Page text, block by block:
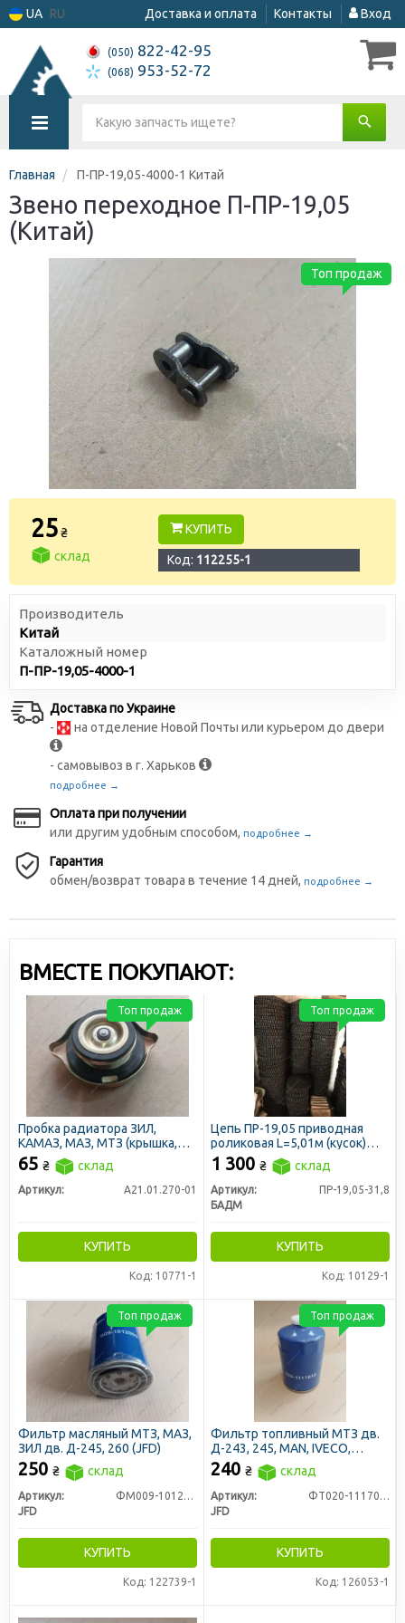
UA RU Доставка и оплата Контакты Вход
(050) 822-42-95
(068) 953-52-72
Главная П-ПР-19,05-4000-1 Китай
Звено переходное П-ПР-19,05
(Китай)
Топ продаж
25₴
склад
КУПИТЬ
Код: 112255-1
Производитель
Китай
Каталожный номер
П-ПР-19,05-4000-1
Доставка по Украине
-
на отделение Новой Почты или курьером до двери
- самовывоз в г. Харьков
подробнее →
Оплата при получении
или другим удобным способом, подробнее →
Гарантия
обмен/возврат товара в течение 14 дней, подробнее →
ВМЕСТЕ ПОКУПАЮТ:
Пробка радиатора ЗИЛ,
КАМАЗ, МАЗ, МТЗ (крышка,
большая)
65 ₴ склад
Артикул: А21.01.270-01
КУПИТЬ
Код: 10771-1
Топ продаж
Цепь ПР-19,05 приводная
роликовая L=5,01м (кусок)
(БАДМ)
1 300 ₴ склад
Артикул:
ПР-19,05-31,8
БАДМ
КУПИТЬ
Код: 10129-1
Топ продаж
Фильтр масляный МТЗ, МАЗ,
ЗИЛ дв. Д-245, 260 (JFD)
250 ₴ склад
Артикул:
ФМ009-1012005
JFD
КУПИТЬ
Код: 122739-1
Топ продаж
Фильтр топливный МТЗ дв.
Д-243, 245, MAN, IVECO,
ISUZU, ЮМЗ (РД-032) со
сливом отстоя (JFD)
240 ₴ склад
Артикул:
ФТ020-1117010
JFD
КУПИТЬ
Код: 126053-1
Топ продаж